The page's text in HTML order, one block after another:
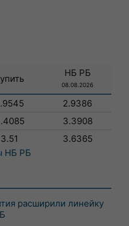
НБ РБ
08.08.2026
2.9386
3.3908
3.51
3.6365
НБ РБ
расширили линейку